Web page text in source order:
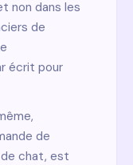
non dans les
de
écrit pour
de
chat, est